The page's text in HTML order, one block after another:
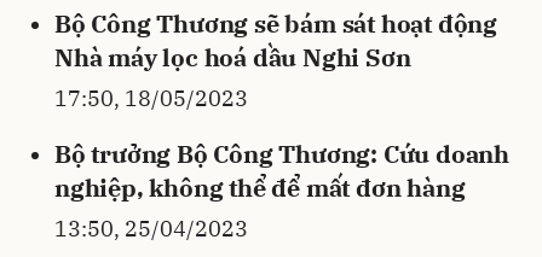
Bộ Công Thương sẽ bám sát hoạt động
Nhà máy lọc hoá dầu Nghi Sơn
17:50, 18/05/2023
Bộ trưởng Bộ Công Thương: Cứu doanh
nghiệp, không thể để mất đơn hàng
13:50, 25/04/2023